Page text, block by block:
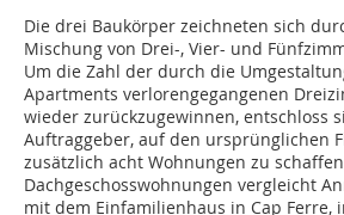
Die drei Baukörper zeichneten sich
Mischung von Drei-, Vier- und
Um die Zahl der durch die
Apartments verlorengegangenen
wieder zurückzugewinnen, entschloss
Auftraggeber, auf den ursprünglichen
zusätzlich acht Wohnungen zu
Dachgeschosswohnungen vergleicht
mit dem Einfamilienhaus in Cap Ferre,